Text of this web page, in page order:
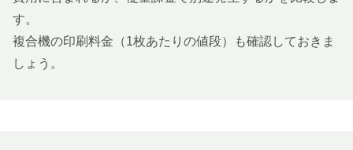
す。
複合機の印刷料金（1枚あたりの値段）も確認しておきま
しょう。